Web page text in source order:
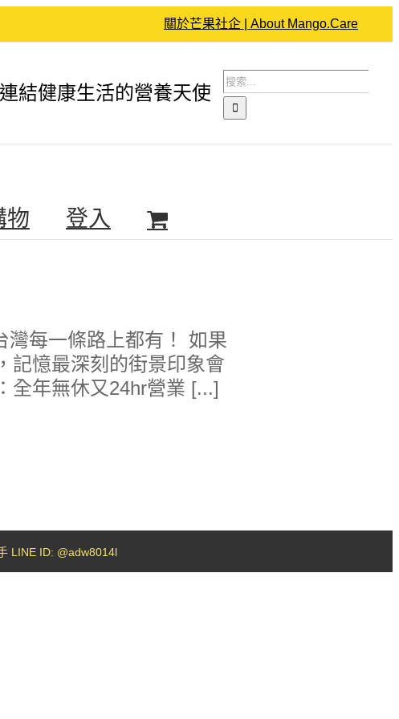
關於芒果社企 | About Mango.Care
連結健康生活的營養天使
搜
索
結
果：
物 登入
灣每一條路上都有！ 如果
記憶最深刻的街景印象會
全年無休又24hr營業 [...]
LINE ID: @adw8014l